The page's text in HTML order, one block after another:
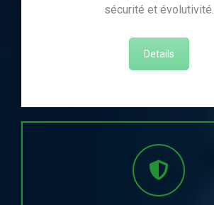
sécurité et évolutivité.
Details